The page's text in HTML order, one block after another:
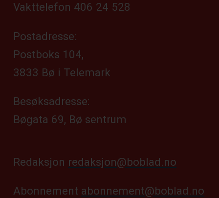
Vakttelefon 406 24 528
Postadresse:
Postboks 104,
3833 Bø i Telemark
Besøksadresse:
Bøgata 69, Bø sentrum
Redaksjon redaksjon@boblad.no
Abonnement abonnement@boblad.no